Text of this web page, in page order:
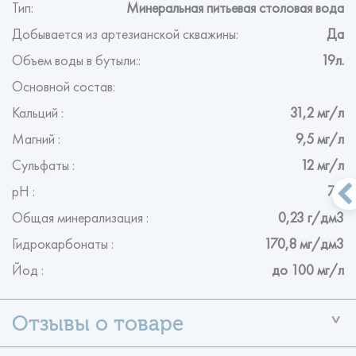
Тип: Минеральная питьевая столовая вода
Добывается из артезианской скважины: Да
Объем воды в бутыли:: 19л.
Основной состав:
Кальций : 31,2 мг/л
Магний : 9,5 мг/л
Сульфаты : 12 мг/л
рН : 7,9
Общая минерализация : 0,23 г/дм3
Гидрокарбонаты : 170,8 мг/дм3
Йод : до 100 мг/л